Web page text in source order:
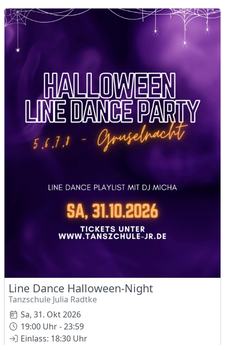
Line Dance Halloween-Night
Tanzschule Julia Radtke
Sa, 31. Okt 2026
19:00 Uhr - 23:59
Einlass: 18:30 Uhr